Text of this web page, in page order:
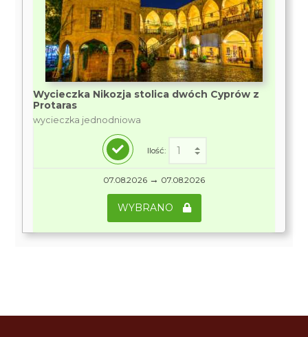
Wycieczka Nikozja stolica dwóch Cyprów z
Protaras
wycieczka jednodniowa
Ilość:
07.08.2026 → 07.08.2026
WYBRANO